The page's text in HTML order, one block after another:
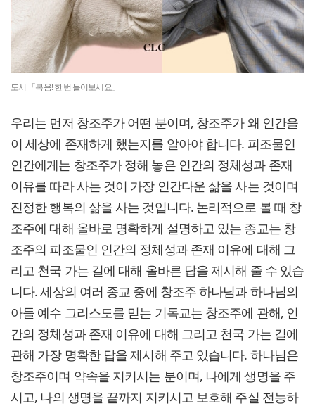
도서 「복음! 한 번 들어보세요」
우리는 먼저 창조주가 어떤 분이며, 창조주가 왜 인간을
이 세상에 존재하게 했는지를 알아야 합니다. 피조물인
인간에게는 창조주가 정해 놓은 인간의 정체성과 존재
이유를 따라 사는 것이 가장 인간다운 삶을 사는 것이며
진정한 행복의 삶을 사는 것입니다. 논리적으로 볼 때 창
조주에 대해 올바로 명확하게 설명하고 있는 종교는 창
조주의 피조물인 인간의 정체성과 존재 이유에 대해 그
리고 천국 가는 길에 대해 올바른 답을 제시해 줄 수 있습
니다. 세상의 여러 종교 중에 창조주 하나님과 하나님의
아들 예수 그리스도를 믿는 기독교는 창조주에 관해, 인
간의 정체성과 존재 이유에 대해 그리고 천국 가는 길에
관해 가장 명확한 답을 제시해 주고 있습니다. 하나님은
창조주이며 약속을 지키시는 분이며, 나에게 생명을 주
시고, 나의 생명을 끝까지 지키시고 보호해 주실 전능하